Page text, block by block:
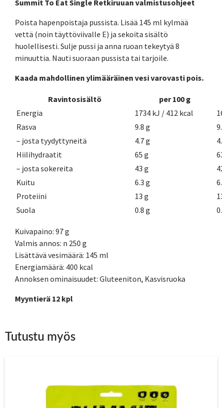
Summit To Eat Single Retkiruuan valmistusohjeet
Poista hapenpoistaja pussista. Lisää 145 ml kylmää
vettä (noin täyttöviivalle E) ja sekoita sisältö
huolellisesti. Sulje pussi ja anna ruoan tekeytyä 8
minuuttia. Nauti suoraan pussista tai tarjoile.
Kaada mahdollinen ylimääräinen vesi varovasti pois.
Ravintosisältö
per 100 g
Energia
1734 kJ / 412 kcal
Rasva
9.8 g
– josta tyydyttyneitä
4.7 g
Hiilihydraatit
65 g
– josta sokereita
43 g
Kuitu
6.3 g
Proteiini
13 g
Suola
0.8 g
Kuivapaino: 97 g
Valmis annos: n 250 g
Lisättävä vesimäärä: 145 ml
Energiamäärä: 400 kcal
Annoksen ominaisuudet: Gluteeniton, Kasvisruoka
Myyntierä 12 kpl
Tutustu myös